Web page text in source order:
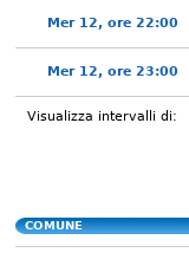
Mer 12, ore 22:00
Mer 12, ore 23:00
Visualizza intervalli di:
COMUNE